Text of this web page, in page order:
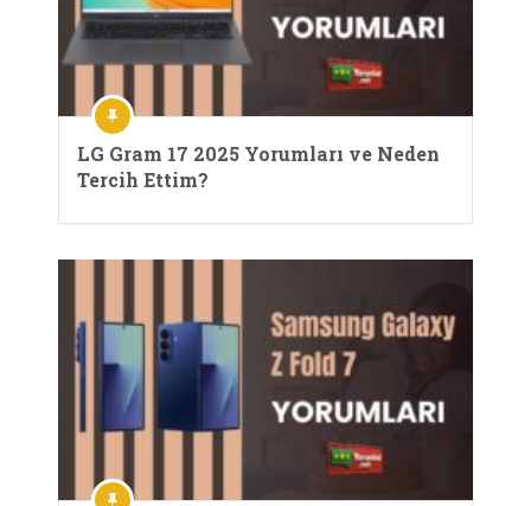
LG Gram 17 2025 Yorumları ve Neden
Tercih Ettim?